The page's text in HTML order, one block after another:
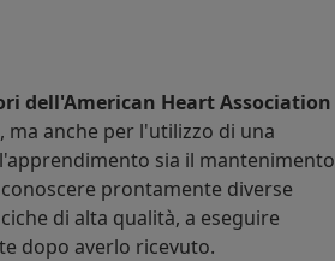
dell'American Heart Association
ma anche per l'utilizzo di una
sia il mantenimento
prontamente diverse
di alta qualità, a eseguire
dopo averlo ricevuto.